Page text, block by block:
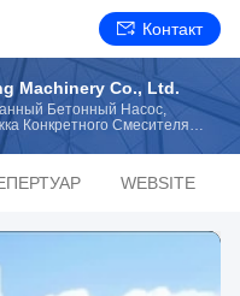
Контакт
Machinery Co., Ltd.
Бетонный Насос,
Конкретного Смесителя
WEBSITE